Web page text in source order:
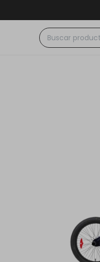
a $30.000